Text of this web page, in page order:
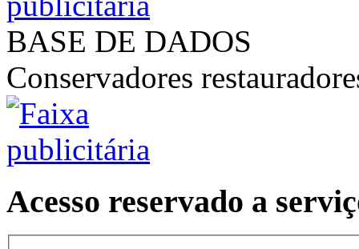
BASE DE DADOS
Conservadores
Acesso reservado a